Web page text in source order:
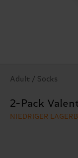
Adult / Socks
2-Pack
NIEDRIGER